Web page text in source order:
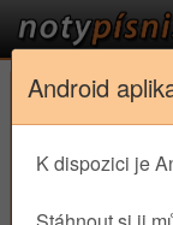
Android
K dispozici je
České
Marián